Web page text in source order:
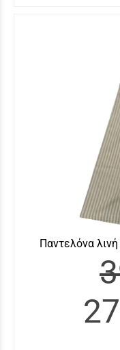
Παντελόνα